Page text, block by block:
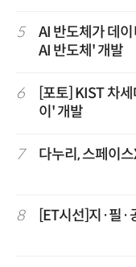
5
AI 반도체가 데
AI 반도체' 개발
6
[포토] KIST 차
이' 개발
7 다누리, 스페이
8 [ET시선]지·필·